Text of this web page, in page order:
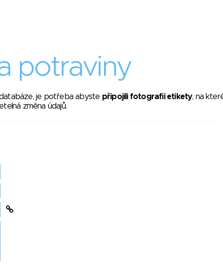
potraviny
je potřeba abyste připojili fotografii etikety, na
změna údajů.